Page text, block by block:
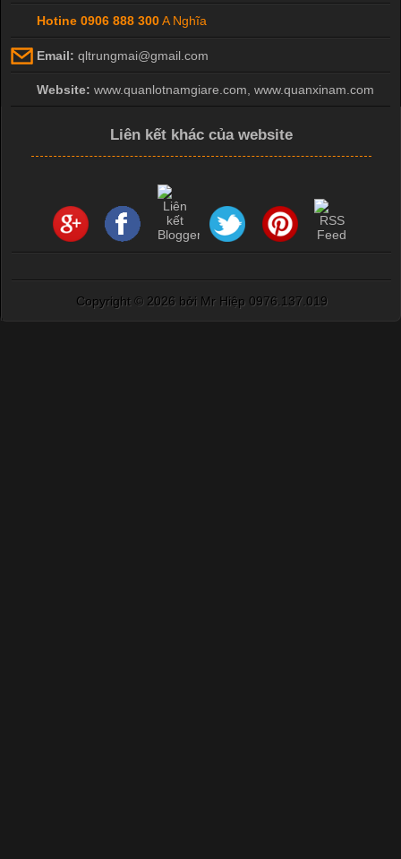
Hotine 0906 888 300A Nghĩa
Email: qltrungmai@gmail.com
Website: www.quanlotnamgiare.com, www.quanxinam.com
Liên kết khác của website
Copyright © 2026 bởi Mr Hiệp 0976.137.019